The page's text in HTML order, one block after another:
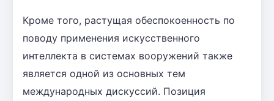
Кроме того, растущая обеспокоенность по
поводу применения искусственного
интеллекта в системах вооружений также
является одной из основных тем
международных дискуссий. Позиция